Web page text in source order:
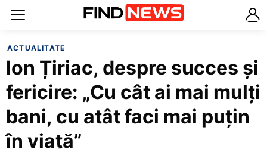
ACTUALITATE
Ion Țiriac, despre succes și
fericire: „Cu cât ai mai mulți
bani, cu atât faci mai puțin
în viață”